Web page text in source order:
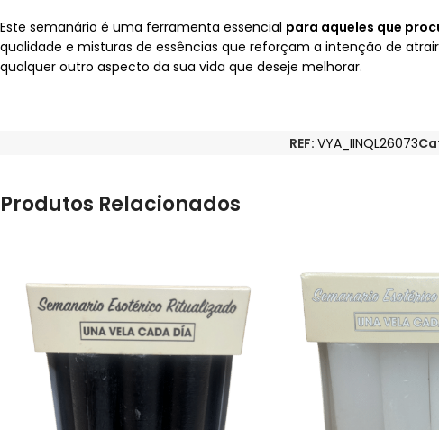
Este semanário é uma ferramenta essencial para aqueles que
qualidade e misturas de essências que reforçam a intenção de
qualquer outro aspecto da sua vida que deseje melhorar.
REF: VYA_IINQL26073
Produtos Relacionados